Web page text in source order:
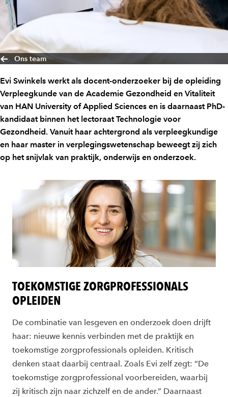
Ons team
Evi Swinkels werkt als docent-onderzoeker bij de opleiding
Verpleegkunde van de Academie Gezondheid en Vitaliteit
van HAN University of Applied Sciences en is daarnaast PhD-
kandidaat binnen het lectoraat Technologie voor
Gezondheid. Vanuit haar achtergrond als verpleegkundige
en haar master in verplegingswetenschap beweegt zij zich
op het snijvlak van praktijk, onderwijs en onderzoek.
TOEKOMSTIGE ZORGPROFESSIONALS
OPLEIDEN
De combinatie van lesgeven en onderzoek doen drijft
haar: nieuwe kennis verbinden met de praktijk en
toekomstige zorgprofessionals opleiden. Kritisch
denken staat daarbij centraal. Zoals Evi zelf zegt: “De
toekomstige zorgprofessional voorbereiden, waarbij
zij kritisch zijn naar zichzelf en de ander.” Daarnaast